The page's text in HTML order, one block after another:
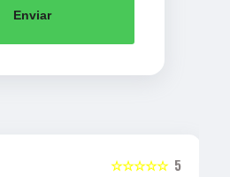
Enviar
5
☆☆☆☆☆